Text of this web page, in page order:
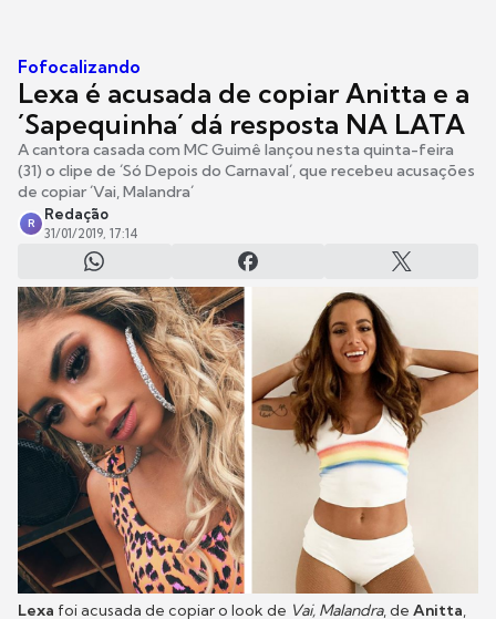
Fofocalizando
Lexa é acusada de copiar Anitta e a
´Sapequinha´ dá resposta NA LATA
A cantora casada com MC Guimê lançou nesta quinta-feira
(31) o clipe de ´Só Depois do Carnaval´, que recebeu acusações
de copiar ´Vai, Malandra´
R
Redação
31/01/2019, 17:14
Lexa foi acusada de copiar o look de Vai, Malandra, de Anitta,